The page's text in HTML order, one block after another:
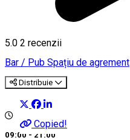
5.0 2 recenzii
Bar / Pub Spațiu de agrement
Distribuie
Copied!
09:00 - 21:00